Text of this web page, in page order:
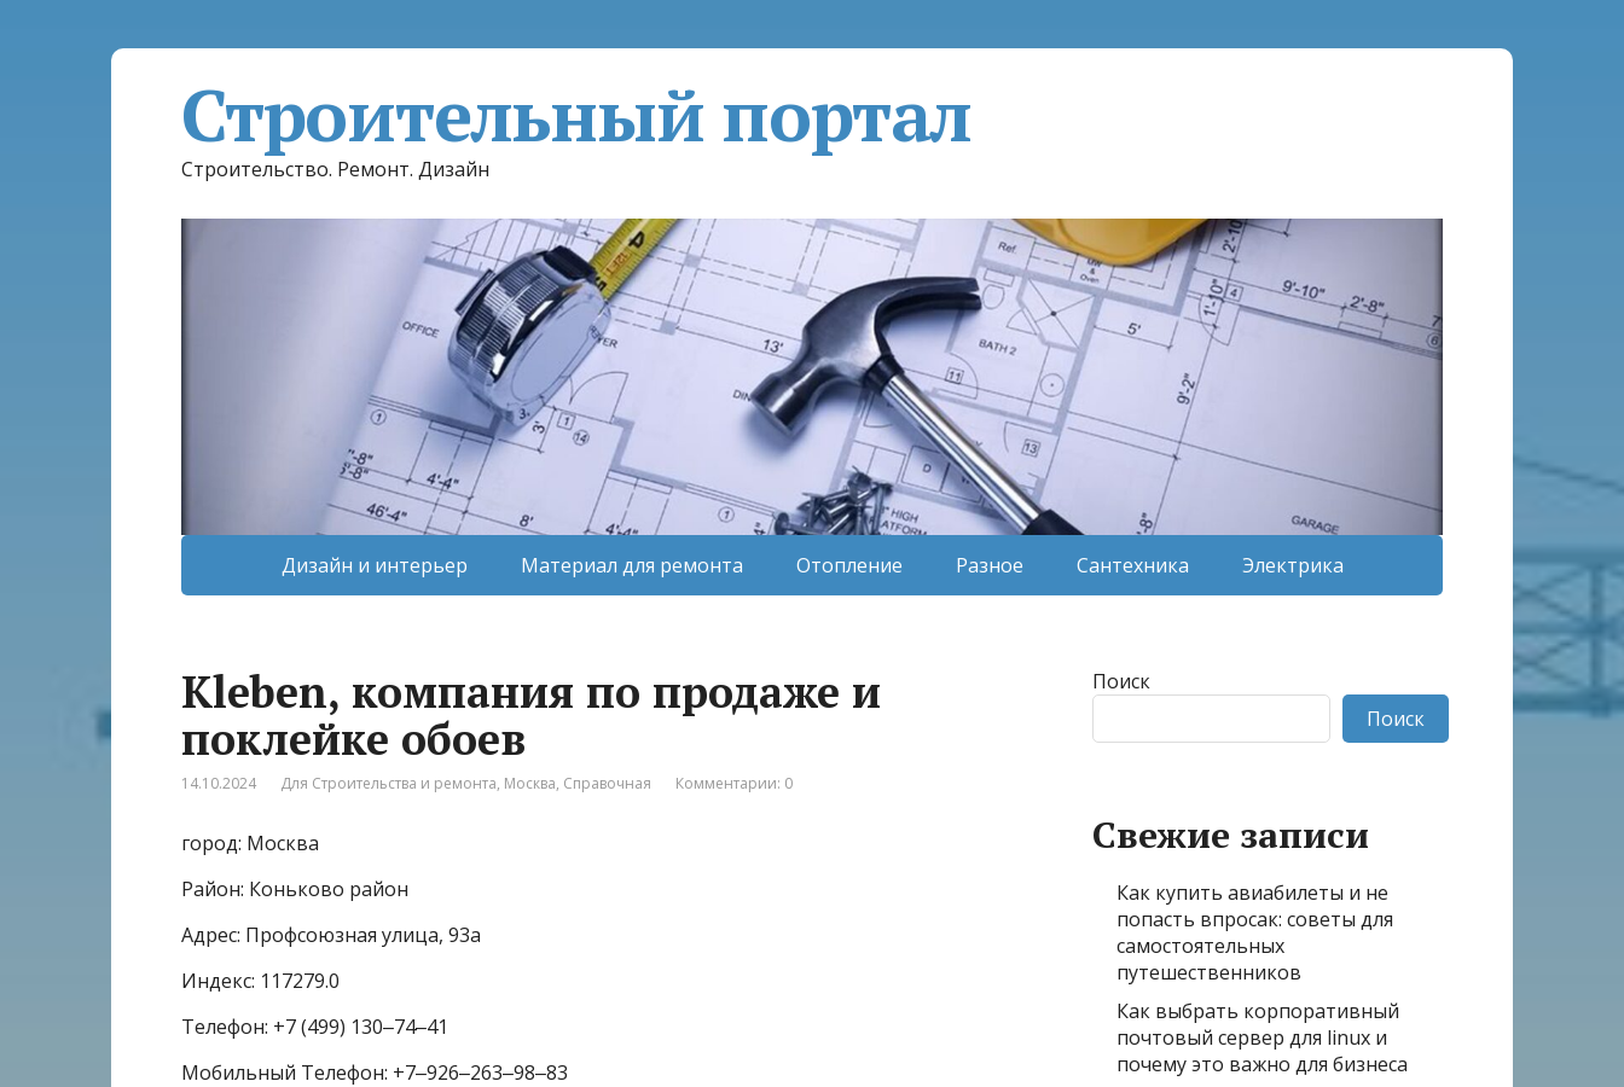
Строительный портал
Строительство. Ремонт. Дизайн
Дизайн и интерьер Материал для ремонта Отопление Разное Сантехника Электрика
Kleben, компания по продаже и
поклейке обоев
14.10.2024 Для Строительства и ремонта, Москва, Справочная Комментарии: 0
город: Москва
Район: Коньково район
Адрес: Профсоюзная улица, 93а
Индекс: 117279.0
Телефон: +7 (499) 130‒74‒41
Мобильный Телефон: +7‒926‒263‒98‒83
Поиск
Поиск
Свежие записи
Как купить авиабилеты и не
попасть впросак: советы для
самостоятельных
путешественников
Как выбрать корпоративный
почтовый сервер для linux и
почему это важно для бизнеса